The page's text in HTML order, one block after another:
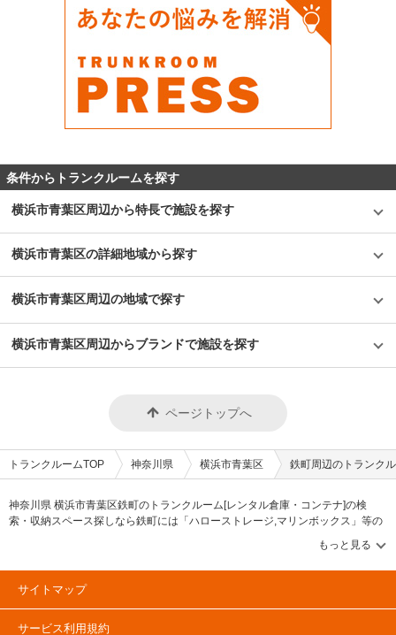
条件からトランクルームを探す
横浜市青葉区周辺から特長で施設を探す
横浜市青葉区の詳細地域から探す
横浜市青葉区周辺の地域で探す
横浜市青葉区周辺からブランドで施設を探す
ページトップへ
トランクルームTOP 神奈川県 横浜市青葉区 鉄町周辺のトランク
神奈川県 横浜市青葉区鉄町のトランクルーム[レンタル倉庫・コンテナ]の検
索・収納スペース探しなら鉄町には「ハローストレージ,マリンボックス」等の
キュリティ・空調完備・24時間出し入れ可能などの希望条件で絞込み！豊富な
物件数から様々な方法でご希望の収納スペースを簡単に探せるトランクルーム
情報サイトです。鉄町で気になるトランクルームを見つけたら、メールか電話
サイトマップ
サービス利用規約